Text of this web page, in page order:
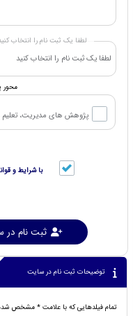
لطفا یک ثبت نام را انتخاب
محور
پژوهش های مدیریت، تعلیم و تربیت در آموزش و
با شرایط و
ثبت نام در
توضیحات ثبت نام در سایت
تمام فیلدهایی که با علامت * مشخص